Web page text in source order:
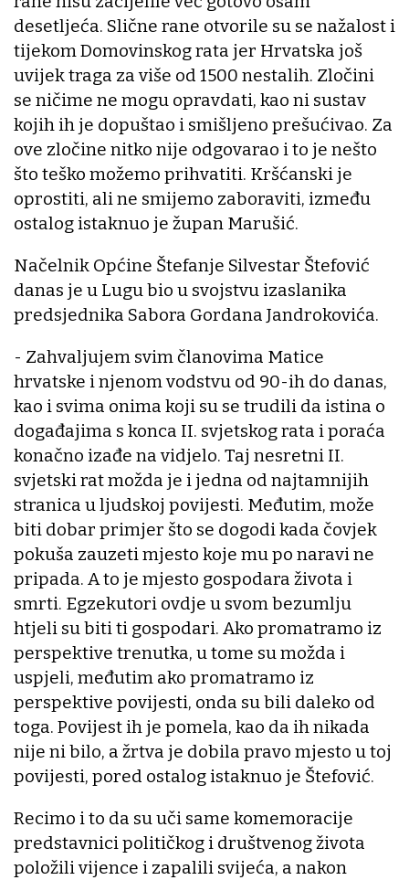
desetljeća. Slične rane otvorile su se nažalost i
tijekom Domovinskog rata jer Hrvatska još
uvijek traga za više od 1500 nestalih. Zločini
se ničime ne mogu opravdati, kao ni sustav
kojih ih je dopuštao i smišljeno prešućivao. Za
ove zločine nitko nije odgovarao i to je nešto
što teško možemo prihvatiti. Kršćanski je
oprostiti, ali ne smijemo zaboraviti, između
ostalog istaknuo je župan Marušić.
Načelnik Općine Štefanje Silvestar Štefović
danas je u Lugu bio u svojstvu izaslanika
predsjednika Sabora Gordana Jandrokovića.
- Zahvaljujem svim članovima Matice
hrvatske i njenom vodstvu od 90-ih do danas,
kao i svima onima koji su se trudili da istina o
događajima s konca II. svjetskog rata i poraća
konačno izađe na vidjelo. Taj nesretni II.
svjetski rat možda je i jedna od najtamnijih
stranica u ljudskoj povijesti. Međutim, može
biti dobar primjer što se dogodi kada čovjek
pokuša zauzeti mjesto koje mu po naravi ne
pripada. A to je mjesto gospodara života i
smrti. Egzekutori ovdje u svom bezumlju
htjeli su biti ti gospodari. Ako promatramo iz
perspektive trenutka, u tome su možda i
uspjeli, međutim ako promatramo iz
perspektive povijesti, onda su bili daleko od
toga. Povijest ih je pomela, kao da ih nikada
nije ni bilo, a žrtva je dobila pravo mjesto u toj
povijesti, pored ostalog istaknuo je Štefović.
Recimo i to da su uči same komemoracije
predstavnici političkog i društvenog života
položili vijence i zapalili svijeća, a nakon